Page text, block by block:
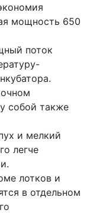
мощность 650
поток
собой также
и мелкий
легче
лотков и
в отдельном